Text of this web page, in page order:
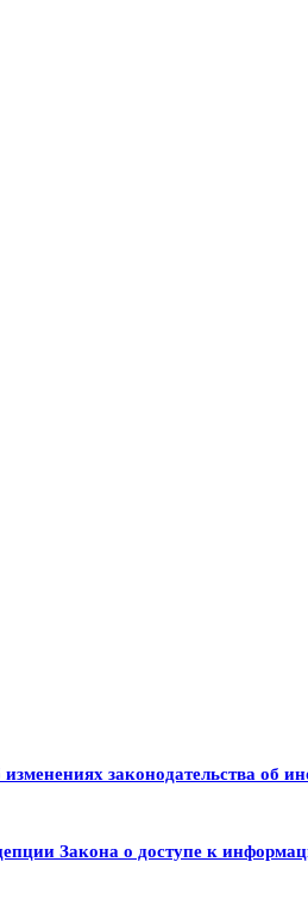
законодательства об
Закона о доступе к